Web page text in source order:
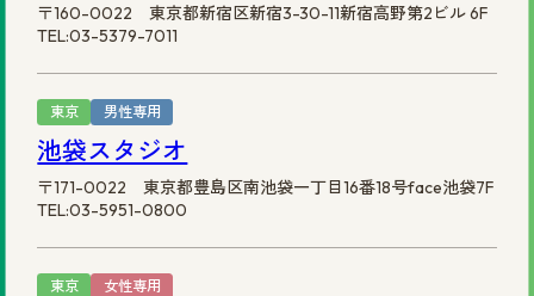
〒160-0022 東京都新宿区新宿3-30-11新宿高野第2ビル 6F
TEL:03-5379-7011
東京 男性専用
池袋スタジオ
〒171-0022 東京都豊島区南池袋一丁目16番18号face池袋7F
TEL:03-5951-0800
東京 女性専用